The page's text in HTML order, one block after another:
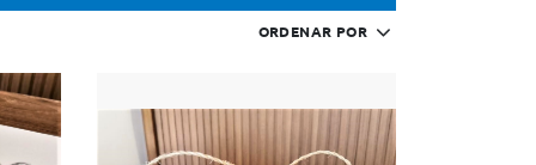
ORDENAR POR